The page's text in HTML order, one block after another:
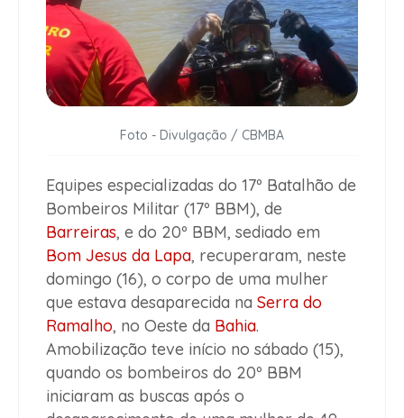
Foto - Divulgação / CBMBA
Equipes especializadas do 17º Batalhão de
Bombeiros Militar (17º BBM), de
Barreiras, e do 20º BBM, sediado em
Bom Jesus da Lapa, recuperaram, neste
domingo (16), o corpo de uma mulher
que estava desaparecida na Serra do
Ramalho, no Oeste da Bahia.
Amobilização teve início no sábado (15),
quando os bombeiros do 20º BBM
iniciaram as buscas após o